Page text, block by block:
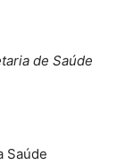
de Saúde
Saúde